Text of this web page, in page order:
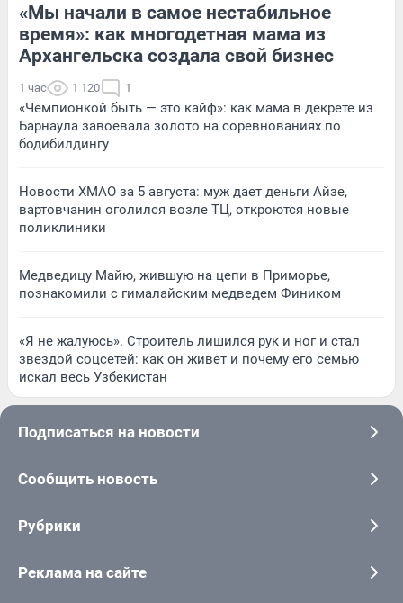
«Мы начали в самое нестабильное
время»: как многодетная мама из
Архангельска создала свой бизнес
1 час 1 120 1
«Чемпионкой быть — это кайф»: как мама в декрете из
Барнаула завоевала золото на соревнованиях по
бодибилдингу
Новости ХМАО за 5 августа: муж дает деньги Айзе,
вартовчанин оголился возле ТЦ, откроются новые
поликлиники
Медведицу Майю, жившую на цепи в Приморье,
познакомили с гималайским медведем Фиником
«Я не жалуюсь». Строитель лишился рук и ног и стал
звездой соцсетей: как он живет и почему его семью
искал весь Узбекистан
Подписаться на новости
Сообщить новость
Рубрики
Реклама на сайте